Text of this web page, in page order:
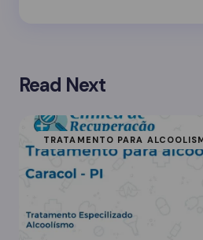
Read Next
TRATAMENTO PARA